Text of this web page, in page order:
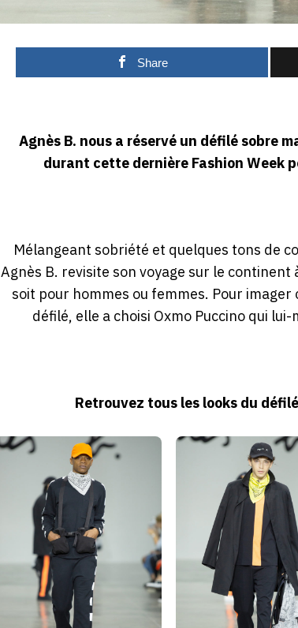
Share
Agnès B. nous a réservé un défilé sobre
durant cette dernière Fashion Week
Mélangeant sobriété et quelques tons de
Agnès B. revisite son voyage sur le
soit pour hommes ou femmes. Pour
défilé, elle a choisi Oxmo Puccino qui
Retrouvez tous les looks du